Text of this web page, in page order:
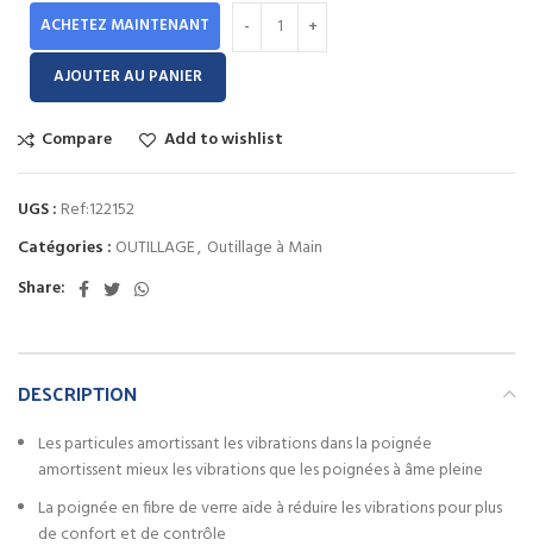
ACHETEZ MAINTENANT
AJOUTER AU PANIER
Compare Add to wishlist
UGS : Ref:122152
Catégories : OUTILLAGE, Outillage à Main
Share:
DESCRIPTION
Les particules amortissant les vibrations dans la poignée
amortissent mieux les vibrations que les poignées à âme pleine
La poignée en fibre de verre aide à réduire les vibrations pour plus
de confort et de contrôle